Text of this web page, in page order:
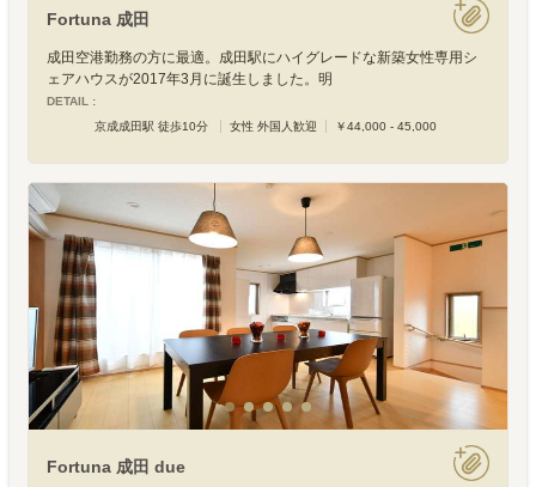
Fortuna 成田
成田空港勤務の方に最適。成田駅にハイグレードな新築女性専用シ
ェアハウスが2017年3月に誕生しました。明
DETAIL :
京成成田駅 徒歩10分
女性 外国人歓迎 ￥44,000 - 45,000
Fortuna 成田 due